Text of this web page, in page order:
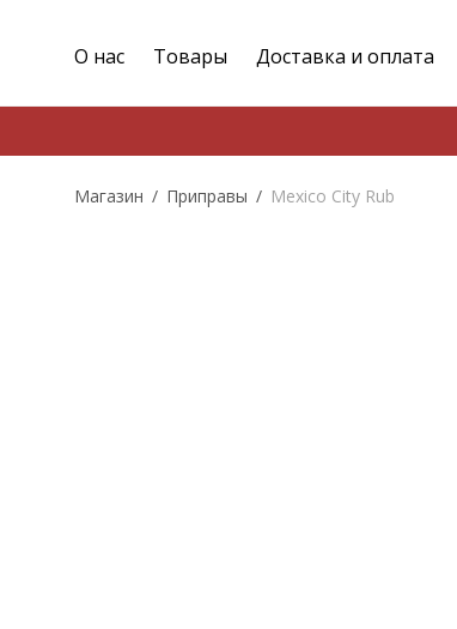
О нас Товары Доставка и оплата
Магазин / Приправы / Mexico City Rub